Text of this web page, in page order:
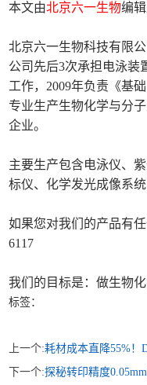
本文由北京六一生物编辑
北京六一生物科技有限
公司先后3次承担电泳装
工作，2009年负责《基
专业生产生物化学与分
企业。
主要生产包含电泳仪、
标仪、化学发光成像系
如果您对我们的产品有
6117
我们的目标是：做生物
标签：
上一个:耗材成本直降55%！
下一个:探秘转印精度